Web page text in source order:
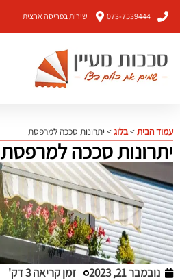
073-7539444 שירות בפריסה ארצית
עמוד הבית>בלוג> יתרונות סככה למרפסת
יתרונות סככה למרפסת
נובמבר 21, 2023 זמן קריאה 3 דק'